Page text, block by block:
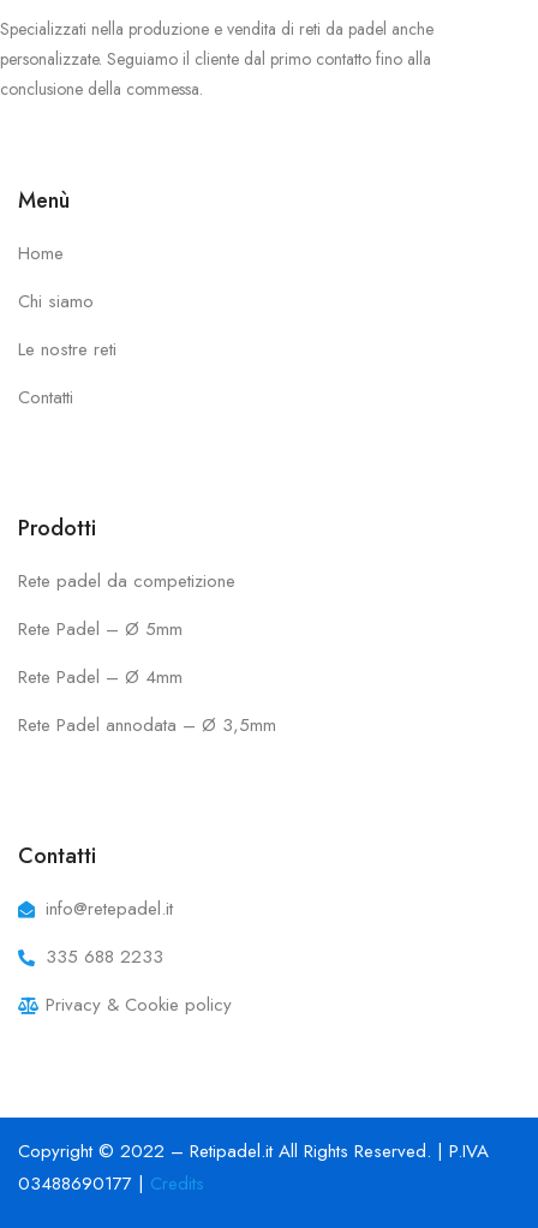
Specializzati nella produzione e vendita di reti da padel anche
personalizzate. Seguiamo il cliente dal primo contatto fino alla
conclusione della commessa.
Menù
Home
Chi siamo
Le nostre reti
Contatti
Prodotti
Rete padel da competizione
Rete Padel – Ø 5mm
Rete Padel – Ø 4mm
Rete Padel annodata – Ø 3,5mm
Contatti
info@retepadel.it
335 688 2233
Privacy & Cookie policy
Copyright © 2022 – Retipadel.it All Rights Reserved. | P.IVA
03488690177 | Credits